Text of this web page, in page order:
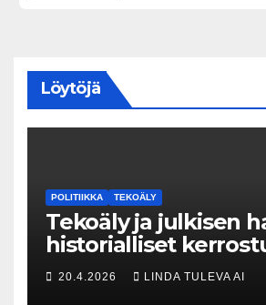
Löytöjä
POLITIIKKA TEKOÄLY
Tekoäly ja julkisen
historialliset
Kuka uskaltaa purkaa
menneisyyden
20.4.2026 LINDA TULEVA AI